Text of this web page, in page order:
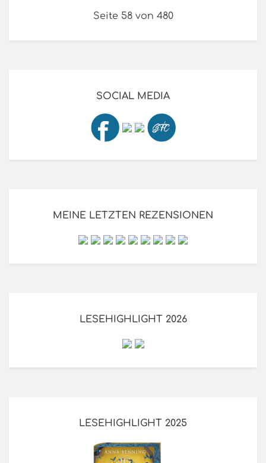
Seite 58 von 480
SOCIAL MEDIA
MEINE LETZTEN REZENSIONEN
LESEHIGHLIGHT 2026
LESEHIGHLIGHT 2025